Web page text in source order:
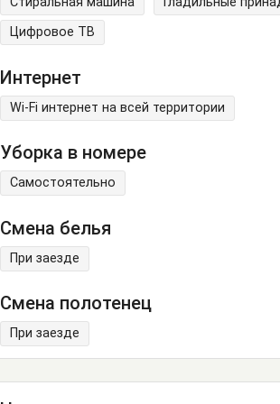
Цифровое ТВ
Интернет
Wi-Fi интернет на всей территории
Уборка в номере
Самостоятельно
Смена белья
При заезде
Смена полотенец
При заезде